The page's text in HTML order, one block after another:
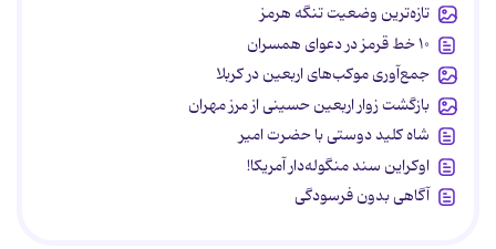
تازه‌ترین وضعیت تنگه هرمز
۱۰ خط قرمز در دعوای همسران
جمع‌آوری موکب‌های اربعین در کربلا
بازگشت زوار اربعین حسینی از مرز مهران
شاه کلید دوستی با حضرت امیر
اوکراین سند منگوله‌دار آمریکا!
آگاهی بدون فرسودگی